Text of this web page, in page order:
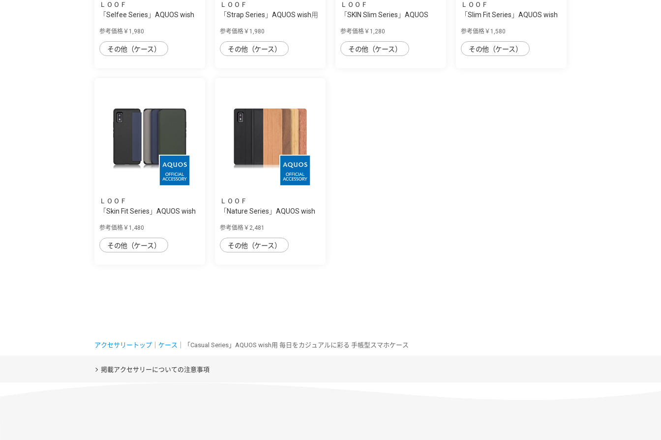
ＬＯＯＦ
「Selfee Series」AQUOS wish
参考価格￥1,980
その他（ケース）
ＬＯＯＦ
「Strap Series」AQUOS wish用
参考価格￥1,980
その他（ケース）
ＬＯＯＦ
「SKIN Slim Series」AQUOS
参考価格￥1,280
その他（ケース）
ＬＯＯＦ
「Slim Fit Series」AQUOS wish
参考価格￥1,580
その他（ケース）
ＬＯＯＦ
「Skin Fit Series」AQUOS wish
参考価格￥1,480
その他（ケース）
ＬＯＯＦ
「Nature Series」AQUOS wish
参考価格￥2,481
その他（ケース）
アクセサリートップ ケース ｜「Casual Series」AQUOS wish用 毎日をカジュアルに彩る 手帳型スマホケース
掲載アクセサリーについての注意事項